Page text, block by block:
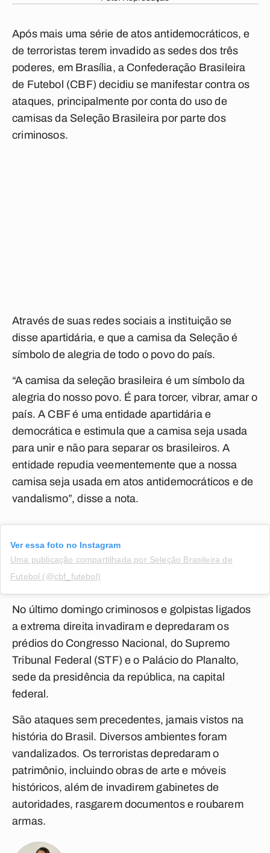
Após mais uma série de atos antidemocráticos, e
de terroristas terem invadido as sedes dos três
poderes, em Brasília, a Confederação Brasileira
de Futebol (CBF) decidiu se manifestar contra os
ataques, principalmente por conta do uso de
camisas da Seleção Brasileira por parte dos
criminosos.
Através de suas redes sociais a instituição se
disse apartidária, e que a camisa da Seleção é
símbolo de alegria de todo o povo do país.
“A camisa da seleção brasileira é um símbolo da
alegria do nosso povo. É para torcer, vibrar, amar o
país. A CBF é uma entidade apartidária e
democrática e estimula que a camisa seja usada
para unir e não para separar os brasileiros. A
entidade repudia veementemente que a nossa
camisa seja usada em atos antidemocráticos e de
vandalismo”, disse a nota.
Ver essa foto no Instagram
Uma publicação compartilhada por Seleção Brasileira de
Futebol (@cbf_futebol)
No último domingo criminosos e golpistas ligados
a extrema direita invadiram e depredaram os
prédios do Congresso Nacional, do Supremo
Tribunal Federal (STF) e o Palácio do Planalto,
sede da presidência da república, na capital
federal.
São ataques sem precedentes, jamais vistos na
história do Brasil. Diversos ambientes foram
vandalizados. Os terroristas depredaram o
patrimônio, incluindo obras de arte e móveis
históricos, além de invadirem gabinetes de
autoridades, rasgarem documentos e roubarem
armas.